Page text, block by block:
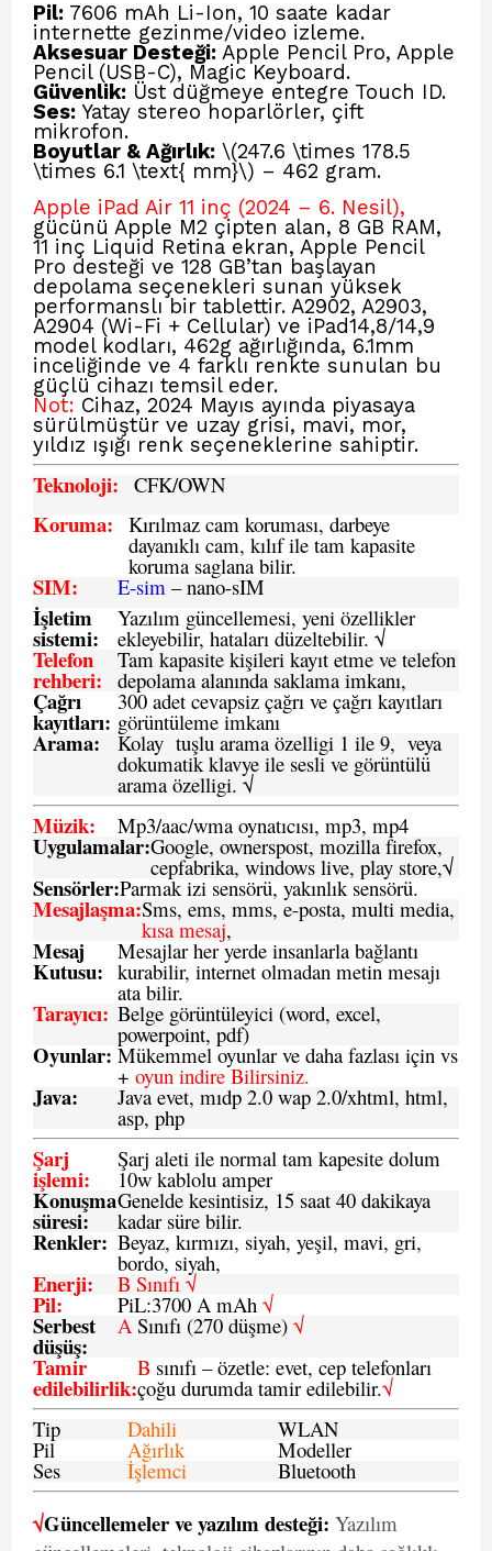
Pil: 7606 mAh Li-Ion, 10 saate kadar
internette gezinme/video izleme.
Aksesuar Desteği: Apple Pencil Pro, Apple
Pencil (USB-C), Magic Keyboard.
Güvenlik: Üst düğmeye entegre Touch ID.
Ses: Yatay stereo hoparlörler, çift
mikrofon.
Boyutlar & Ağırlık: \(247.6 \times 178.5
\times 6.1 \text{ mm}\) – 462 gram.
Apple iPad Air 11 inç (2024 – 6. Nesil),
gücünü Apple M2 çipten alan, 8 GB RAM,
11 inç Liquid Retina ekran, Apple Pencil
Pro desteği ve 128 GB’tan başlayan
depolama seçenekleri sunan yüksek
performanslı bir tablettir. A2902, A2903,
A2904 (Wi-Fi + Cellular) ve iPad14,8/14,9
model kodları, 462g ağırlığında, 6.1mm
inceliğinde ve 4 farklı renkte sunulan bu
güçlü cihazı temsil eder.
Not: Cihaz, 2024 Mayıs ayında piyasaya
sürülmüştür ve uzay grisi, mavi, mor,
yıldız ışığı renk seçeneklerine sahiptir.
Teknoloji: CFK/OWN
Koruma: Kırılmaz cam koruması, darbeye
dayanıklı cam, kılıf ile tam kapasite
koruma saglana bilir.
SIM: E-sim – nano-sIM
İşletim
sistemi:
Yazılım güncellemesi, yeni özellikler
ekleyebilir, hataları düzeltebilir. √
Telefon
rehberi:
Tam kapasite kişileri kayıt etme ve telefon
depolama alanında saklama imkanı,
Çağrı
kayıtları:
300 adet cevapsiz çağrı ve çağrı kayıtları
görüntüleme imkanı
Arama: Kolay tuşlu arama özelligi 1 ile 9, veya
dokumatik klavye ile sesli ve görüntülü
arama özelligi. √
Müzik: Mp3/aac/wma oynatıcısı, mp3, mp4
Uygulamalar:Google, ownerspost, mozilla firefox,
cepfabrika, windows live, play store,√
Sensörler:Parmak izi sensörü, yakınlık sensörü.
Mesajlaşma:Sms, ems, mms, e-posta, multi media,
kısa mesaj,
Mesaj
Kutusu:
Mesajlar her yerde insanlarla bağlantı
kurabilir, internet olmadan metin mesajı
ata bilir.
Tarayıcı: Belge görüntüleyici (word, excel,
powerpoint, pdf)
Oyunlar: Mükemmel oyunlar ve daha fazlası için vs
+ oyun indire Bilirsiniz.
Java: Java evet, mıdp 2.0 wap 2.0/xhtml, html,
asp, php
Şarj
işlemi:
Şarj aleti ile normal tam kapesite dolum
10w kablolu amper
Konuşma
süresi:
Genelde kesintisiz, 15 saat 40 dakikaya
kadar süre bilir.
Renkler: Beyaz, kırmızı, siyah, yeşil, mavi, gri,
bordo, siyah,
Enerji: B Sınıfı √
Pil: PiL:3700 A mAh √
Serbest
düşüş:
ASınıfı (270 düşme) √
Tamir
edilebilirlik:
B sınıfı – özetle: evet, cep telefonları
çoğu durumda tamir edilebilir.√
Tip
Dahili WLAN
Pil Ağırlık Modeller
Ses İşlemci Bluetooth
√Güncellemeler ve yazılım desteği: Yazılım